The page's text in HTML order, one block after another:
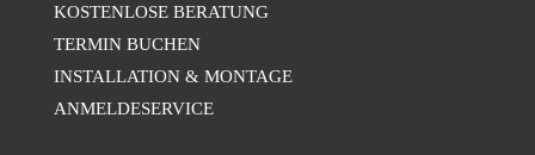
KOSTENLOSE BERATUNG
TERMIN BUCHEN
INSTALLATION & MONTAGE
ANMELDESERVICE